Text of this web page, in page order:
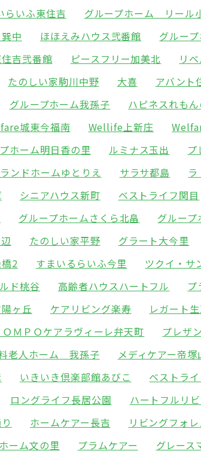
らいふ東住吉 グループホーム リール
中 ほほえみハウス弐番館
グルー
吉弐番館 ピースフリー加美北 リ
たのしい家駒川中野 大喜
アバント
グループホーム我孫子 ハピネスれも
城東今福南 Wellife上新庄
ホーム明日香の里 ルミナス玉出
プ
ンドホームゆとりえ サラサ都島
シニアハウス新町 ベストライフ関目
グループホームさくら北畠
グルー
たのしい家平野
グラート大今里
2 すまいるらいふ今里
ツクイ・サ
ド桃谷 高齢者ハウスハートフル
プ
ヶ丘 ケアリビング楽寿
レガート
ＯＭＰＯケアラヴィーレ弁天町
プレザ
老人ホーム 我孫子
メディケアー帝塚
いきいき倶楽部館あびこ
ベストラ
ロングライフ長居公園
ハートフルリ
ホームケアー長吉 リビングフォ
ーム文の里 プラムケアー
グレース